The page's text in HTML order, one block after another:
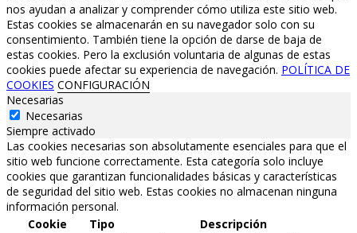
nos ayudan a analizar y comprender cómo utiliza este sitio web.
Estas cookies se almacenarán en su navegador solo con su
consentimiento. También tiene la opción de darse de baja de
estas cookies. Pero la exclusión voluntaria de algunas de estas
cookies puede afectar su experiencia de navegación. POLÍTICA DE
COOKIES CONFIGURACIÓN
Necesarias
Necesarias
Siempre activado
Las cookies necesarias son absolutamente esenciales para que el
sitio web funcione correctamente. Esta categoría solo incluye
cookies que garantizan funcionalidades básicas y características
de seguridad del sitio web. Estas cookies no almacenan ninguna
información personal.
Cookie
Tipo Descripción